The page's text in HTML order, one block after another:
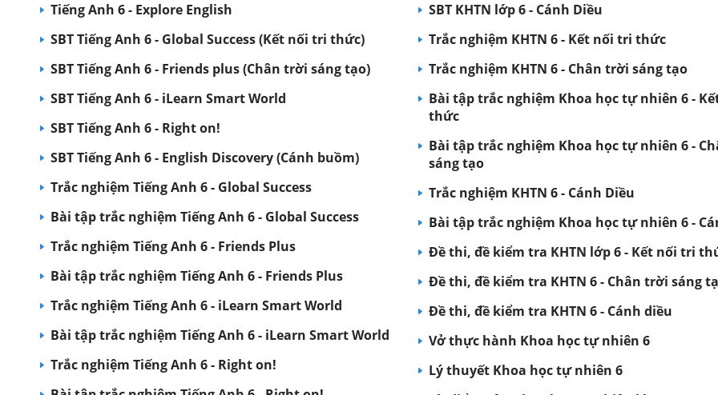
Tiếng Anh 6 - Explore English
SBT Tiếng Anh 6 - Global Success (Kết nối tri thức)
SBT Tiếng Anh 6 - Friends plus (Chân trời sáng tạo)
SBT Tiếng Anh 6 - iLearn Smart World
SBT Tiếng Anh 6 - Right on!
SBT Tiếng Anh 6 - English Discovery (Cánh buồm)
Trắc nghiệm Tiếng Anh 6 - Global Success
Bài tập trắc nghiệm Tiếng Anh 6 - Global Success
Trắc nghiệm Tiếng Anh 6 - Friends Plus
Bài tập trắc nghiệm Tiếng Anh 6 - Friends Plus
Trắc nghiệm Tiếng Anh 6 - iLearn Smart World
Bài tập trắc nghiệm Tiếng Anh 6 - iLearn Smart World
Trắc nghiệm Tiếng Anh 6 - Right on!
SBT KHTN lớp 6 - Cánh Diều
Trắc nghiệm KHTN 6 - Kết nối tri thức
Trắc nghiệm KHTN 6 - Chân trời sáng tạo
Bài tập trắc nghiệm Khoa học tự nhiên 6 -
thức
Bài tập trắc nghiệm Khoa học tự nhiên 6 -
sáng tạo
Trắc nghiệm KHTN 6 - Cánh Diều
Bài tập trắc nghiệm Khoa học tự nhiên 6 -
Đề thi, đề kiểm tra KHTN lớp 6 - Kết nối tri
Đề thi, đề kiểm tra KHTN 6 - Chân trời sáng
Đề thi, đề kiểm tra KHTN 6 - Cánh diều
Vở thực hành Khoa học tự nhiên 6
Lý thuyết Khoa học tự nhiên 6